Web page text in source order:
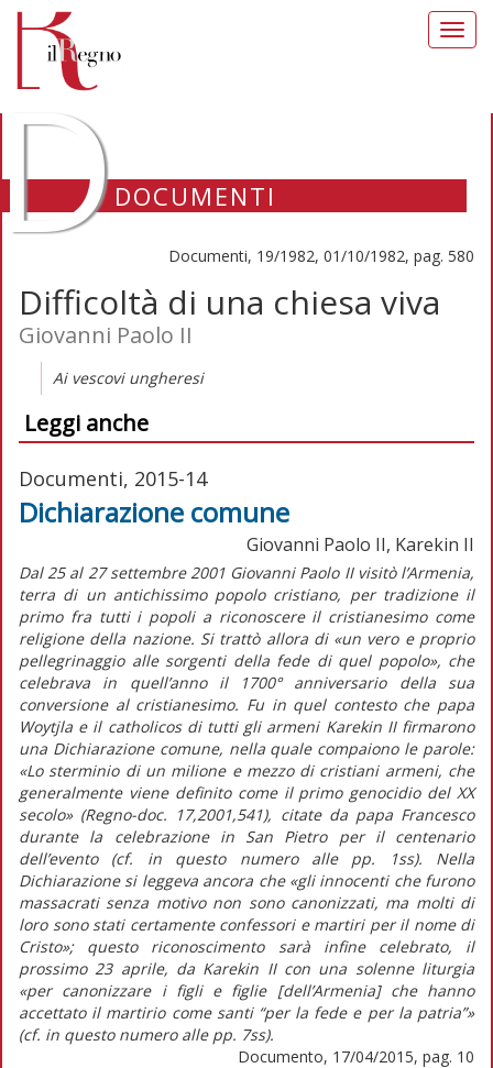
DOCUMENTI
Documenti, 19/1982, 01/10/1982, pag. 580
Difficoltà di una chiesa viva
Giovanni Paolo II
Ai vescovi ungheresi
Leggi anche
Documenti, 2015-14
Dichiarazione comune
Giovanni Paolo II, Karekin II
Dal 25 al 27 settembre 2001 Giovanni Paolo II visitò l’Armenia,
terra di un antichissimo popolo cristiano, per tradizione il
primo fra tutti i popoli a riconoscere il cristianesimo come
religione della nazione. Si trattò allora di «un vero e proprio
pellegrinaggio alle sorgenti della fede di quel popolo», che
celebrava in quell’anno il 1700° anniversario della sua
conversione al cristianesimo. Fu in quel contesto che papa
Woytjla e il catholicos di tutti gli armeni Karekin II firmarono
una Dichiarazione comune, nella quale compaiono le parole:
«Lo sterminio di un milione e mezzo di cristiani armeni, che
generalmente viene definito come il primo genocidio del XX
secolo» (Regno-doc. 17,2001,541), citate da papa Francesco
durante la celebrazione in San Pietro per il centenario
dell’evento (cf. in questo numero alle pp. 1ss). Nella
Dichiarazione si leggeva ancora che «gli innocenti che furono
massacrati senza motivo non sono canonizzati, ma molti di
loro sono stati certamente confessori e martiri per il nome di
Cristo»; questo riconoscimento sarà infine celebrato, il
prossimo 23 aprile, da Karekin II con una solenne liturgia
«per canonizzare i figli e figlie [dell’Armenia] che hanno
accettato il martirio come santi “per la fede e per la patria”»
(cf. in questo numero alle pp. 7ss).
Documento, 17/04/2015, pag. 10